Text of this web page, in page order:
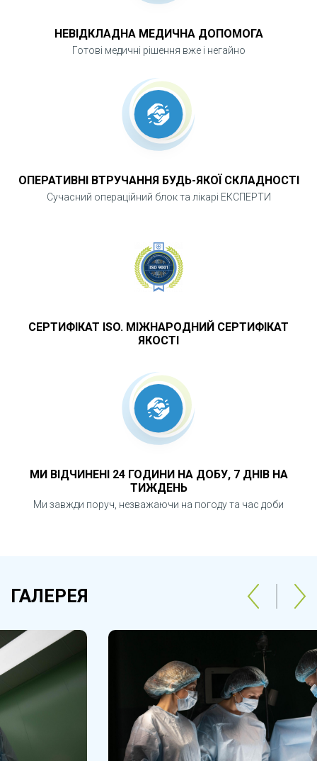
НЕВІДКЛАДНА МЕДИЧНА ДОПОМОГА
Готові медичні рішення вже і негайно
ОПЕРАТИВНІ ВТРУЧАННЯ БУДЬ-ЯКОЇ СКЛАДНОСТІ
Сучасний операційний блок та лікарі ЕКСПЕРТИ
СЕРТИФІКАТ ISO. МІЖНАРОДНИЙ СЕРТИФІКАТ
ЯКОСТІ
МИ ВІДЧИНЕНІ 24 ГОДИНИ НА ДОБУ, 7 ДНІВ НА
ТИЖДЕНЬ
Ми завжди поруч, незважаючи на погоду та час доби
ГАЛЕРЕЯ